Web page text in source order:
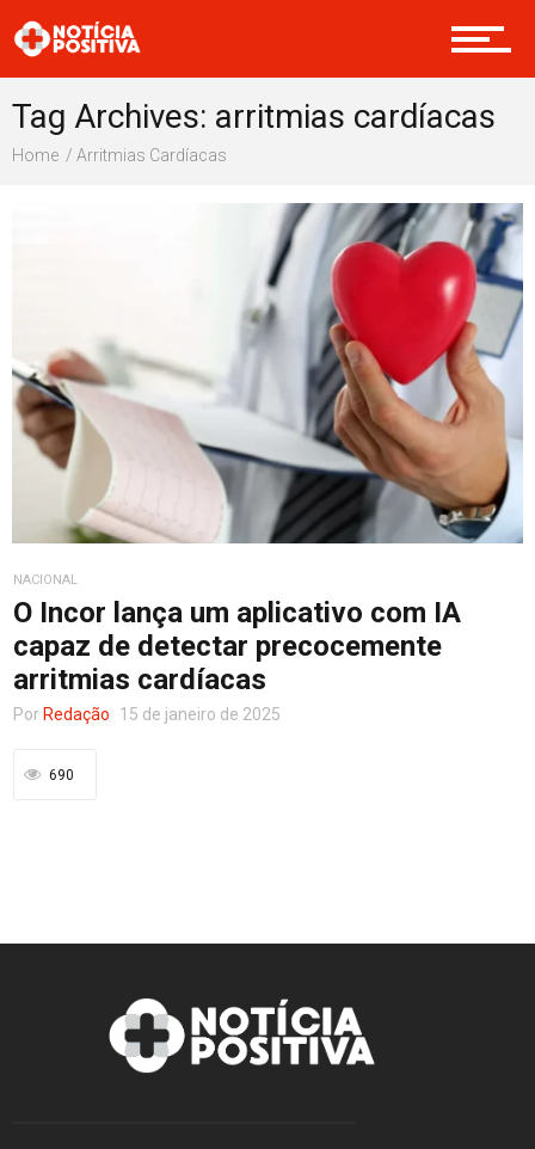
Opinião
Entretenimento
Contato
Tag Archives: arritmias cardíacas
Home Arritmias Cardíacas
NACIONAL
O Incor lança um aplicativo com IA
capaz de detectar precocemente
arritmias cardíacas
Por Redação 15 de janeiro de 2025
690